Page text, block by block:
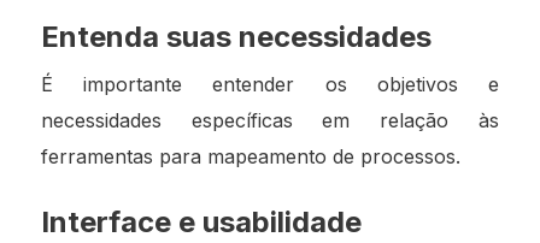
Entenda suas necessidades
É importante entender os objetivos e
necessidades específicas em relação às
ferramentas para mapeamento de processos.
Interface e usabilidade